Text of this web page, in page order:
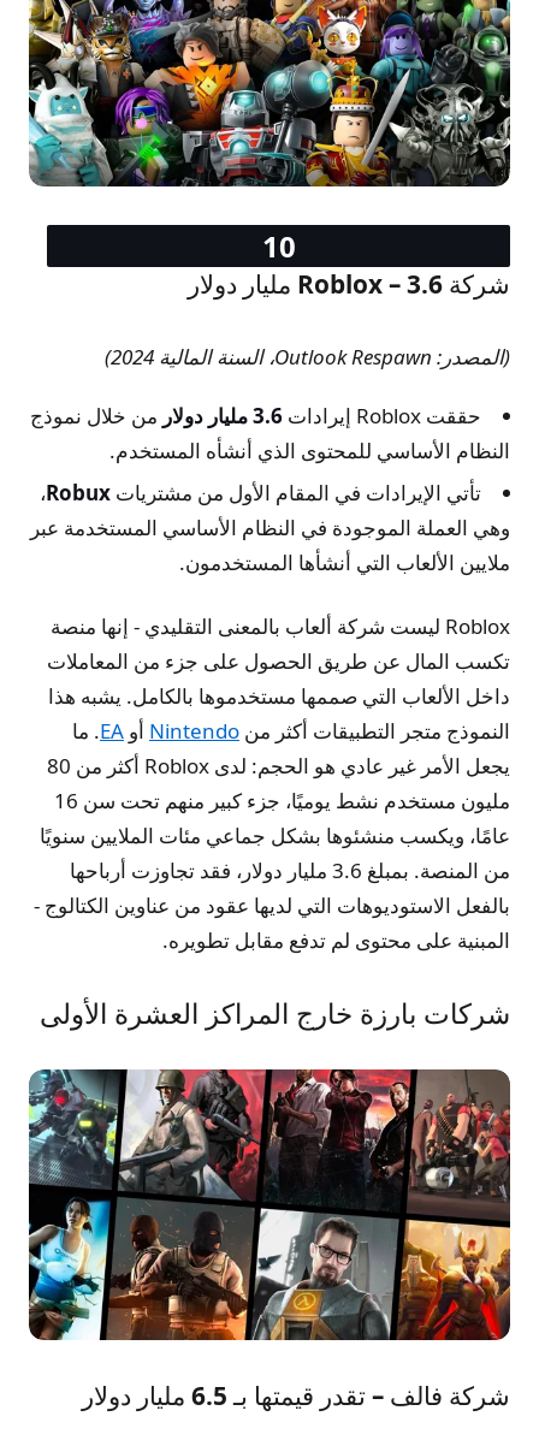
شركة Roblox – 3.6 مليار دولار
(المصدر: Outlook Respawn، السنة المالية 2024)
حققت Roblox إيرادات 3.6 مليار دولار
من خلال نموذج
النظام الأساسي للمحتوى الذي أنشأه المستخدم.
تأتي الإيرادات في المقام الأول من مشتريات Robux،
وهي العملة الموجودة في النظام الأساسي المستخدمة عبر
ملايين الألعاب التي أنشأها المستخدمون.
Roblox ليست شركة ألعاب بالمعنى التقليدي - إنها منصة
تكسب المال عن طريق الحصول على جزء من المعاملات
داخل الألعاب التي صممها مستخدموها بالكامل. يشبه هذا
النموذج متجر التطبيقات أكثر من Nintendo أو EA. ما
يجعل الأمر غير عادي هو الحجم: لدى Roblox أكثر من 80
مليون مستخدم نشط يوميًا، جزء كبير منهم تحت سن 16
عامًا، ويكسب منشئوها بشكل جماعي مئات الملايين سنويًا
من المنصة. بمبلغ 3.6 مليار دولار، فقد تجاوزت أرباحها
بالفعل الاستوديوهات التي لديها عقود من عناوين الكتالوج -
المبنية على محتوى لم تدفع مقابل تطويره.
شركات بارزة خارج المراكز العشرة الأولى
شركة فالف – تقدر قيمتها بـ 6.5 مليار دولار